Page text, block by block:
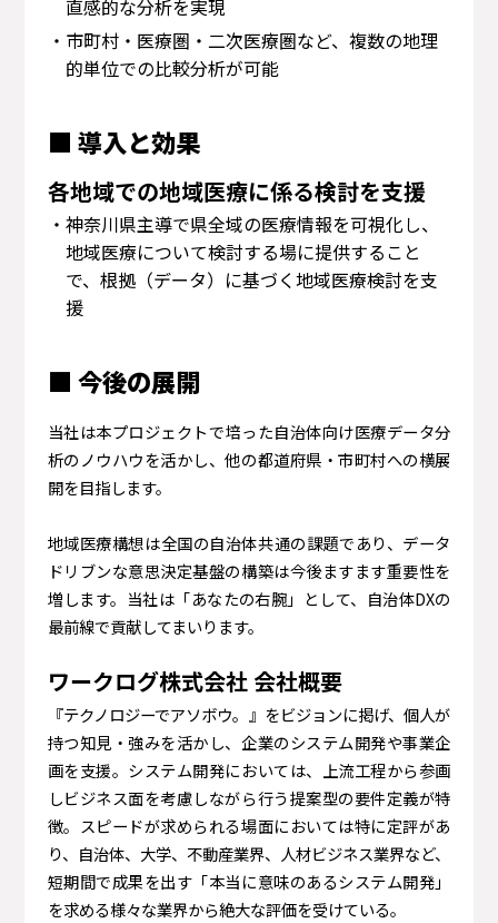
直感的な分析を実現
・市町村・医療圏・二次医療圏など、複数の地理
的単位での比較分析が可能
■ 導入と効果
各地域での地域医療に係る検討を支援
・神奈川県主導で県全域の医療情報を可視化し、
地域医療について検討する場に提供すること
で、根拠（データ）に基づく地域医療検討を支
援
■ 今後の展開
当社は本プロジェクトで培った自治体向け医療データ分
析のノウハウを活かし、他の都道府県・市町村への横展
開を目指します。
地域医療構想は全国の自治体共通の課題であり、データ
ドリブンな意思決定基盤の構築は今後ますます重要性を
増します。当社は「あなたの右腕」として、自治体DXの
最前線で貢献してまいります。
ワークログ株式会社 会社概要
『テクノロジーでアソボウ。』をビジョンに掲げ、個人が
持つ知見・強みを活かし、企業のシステム開発や事業企
画を支援。システム開発においては、上流工程から参画
しビジネス面を考慮しながら行う提案型の要件定義が特
徴。スピードが求められる場面においては特に定評があ
り、自治体、大学、不動産業界、人材ビジネス業界など、
短期間で成果を出す「本当に意味のあるシステム開発」
を求める様々な業界から絶大な評価を受けている。